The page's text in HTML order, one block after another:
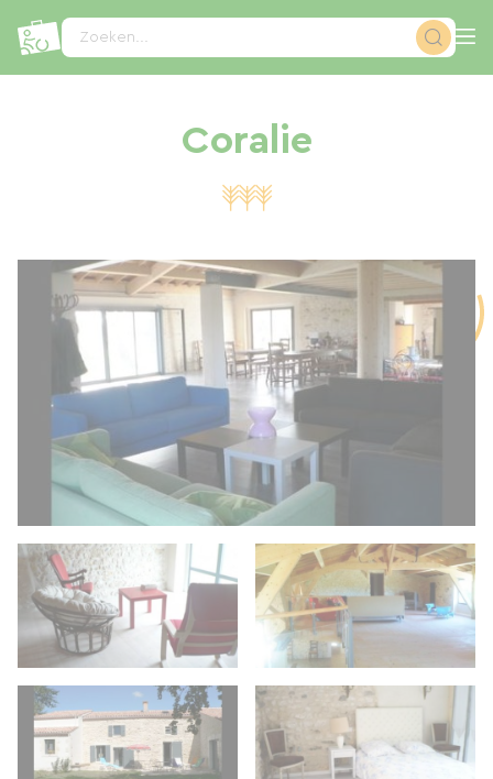
Zoeken...
Coralie
Cookies beheer paneel